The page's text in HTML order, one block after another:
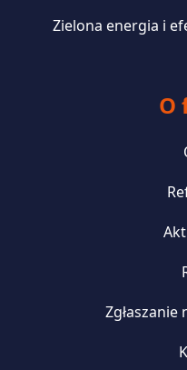
Zielona energia i
O
Zgłaszanie